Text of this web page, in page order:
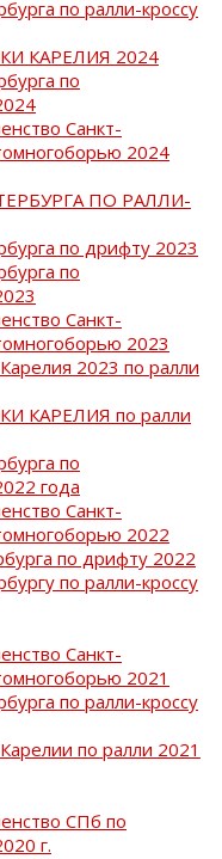
по ралли-кроссу
КАРЕЛИЯ 2024
по
Санкт-
2024
ПО РАЛЛИ-
по дрифту 2023
по
Санкт-
2023
2023 по ралли
КАРЕЛИЯ по ралли
по
года
Санкт-
2022
по дрифту 2022
по ралли-кроссу
Санкт-
2021
по ралли-кроссу
по ралли 2021
СПб по
г.